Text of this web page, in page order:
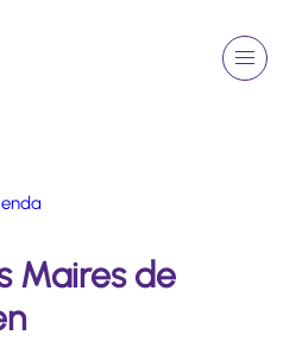
Menu
Rechercher
Maires de